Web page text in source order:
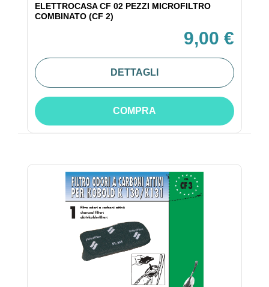
ELETTROCASA CF 02 PEZZI MICROFILTRO
COMBINATO (CF 2)
9,00 €
DETTAGLI
COMPRA